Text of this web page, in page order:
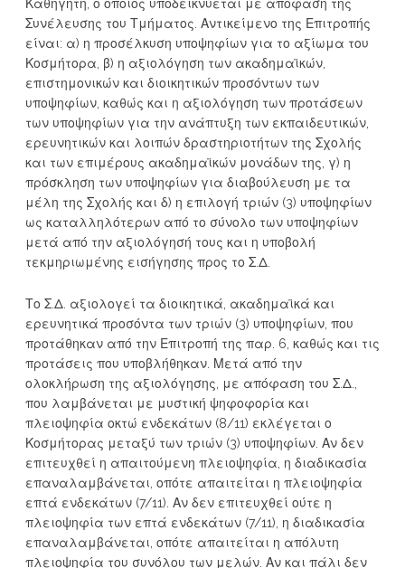
Καθηγητή, ο οποίος υποδεικνύεται με απόφαση της
Συνέλευσης του Τμήματος. Αντικείμενο της Επιτροπής
είναι: α) η προσέλκυση υποψηφίων για το αξίωμα του
Κοσμήτορα, β) η αξιολόγηση των ακαδημαϊκών,
επιστημονικών και διοικητικών προσόντων των
υποψηφίων, καθώς και η αξιολόγηση των προτάσεων
των υποψηφίων για την ανάπτυξη των εκπαιδευτικών,
ερευνητικών και λοιπών δραστηριοτήτων της Σχολής
και των επιμέρους ακαδημαϊκών μονάδων της, γ) η
πρόσκληση των υποψηφίων για διαβούλευση με τα
μέλη της Σχολής και δ) η επιλογή τριών (3) υποψηφίων
ως καταλληλότερων από το σύνολο των υποψηφίων
μετά από την αξιολόγησή τους και η υποβολή
τεκμηριωμένης εισήγησης προς το Σ.Δ.
Το Σ.Δ. αξιολογεί τα διοικητικά, ακαδημαϊκά και
ερευνητικά προσόντα των τριών (3) υποψηφίων, που
προτάθηκαν από την Επιτροπή της παρ. 6, καθώς και τις
προτάσεις που υποβλήθηκαν. Μετά από την
ολοκλήρωση της αξιολόγησης, με απόφαση του Σ.Δ.,
που λαμβάνεται με μυστική ψηφοφορία και
πλειοψηφία οκτώ ενδεκάτων (8/11) εκλέγεται ο
Κοσμήτορας μεταξύ των τριών (3) υποψηφίων. Αν δεν
επιτευχθεί η απαιτούμενη πλειοψηφία, η διαδικασία
επαναλαμβάνεται, οπότε απαιτείται η πλειοψηφία
επτά ενδεκάτων (7/11). Αν δεν επιτευχθεί ούτε η
πλειοψηφία των επτά ενδεκάτων (7/11), η διαδικασία
επαναλαμβάνεται, οπότε απαιτείται η απόλυτη
πλειοψηφία του συνόλου των μελών. Αν και πάλι δεν